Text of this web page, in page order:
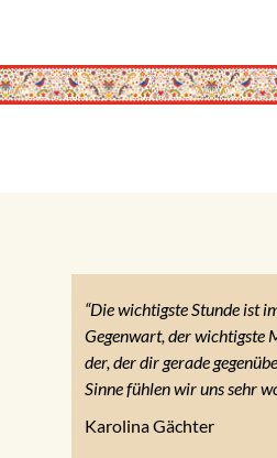
“Die wichtigste Stunde ist
Gegenwart, der wichtigste
der, der dir gerade
Sinne fühlen wir uns sehr
Karolina Gächter